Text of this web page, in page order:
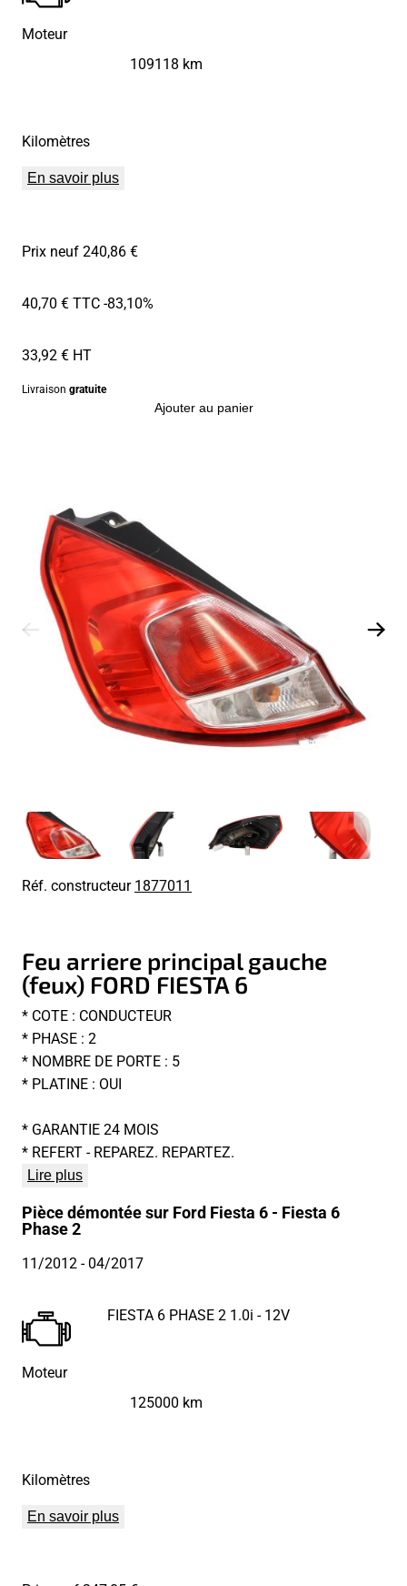
Moteur
Kilomètres
109118 km
En savoir plus
Prix neuf 240,86 €
40,70 € TTC-83,10%
33,92 € HT
Livraison gratuite
Ajouter au panier
Réf. constructeur1877011
Feu arriere principal gauche
(feux) FORD FIESTA 6
* COTE : CONDUCTEUR
* PHASE : 2
* NOMBRE DE PORTE : 5
* PLATINE : OUI
* GARANTIE 24 MOIS
* REFERT - REPAREZ. REPARTEZ.
Lire plus
Pièce démontée sur Ford Fiesta 6 - Fiesta 6
Phase 2
11/2012 - 04/2017
Moteur
FIESTA 6 PHASE 2 1.0i - 12V
Kilomètres
125000 km
En savoir plus